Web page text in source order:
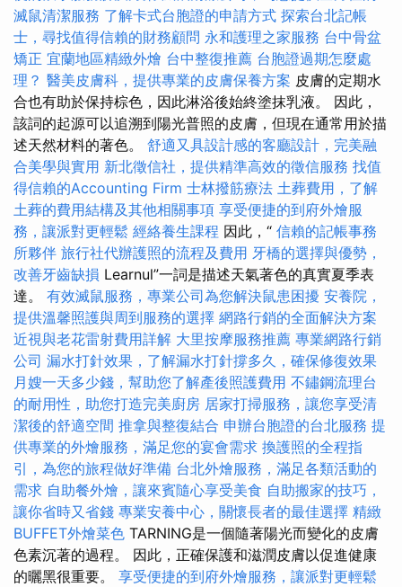
滅鼠清潔服務 了解卡式台胞證的申請方式 探索台北記帳
士，尋找值得信賴的財務顧問 永和護理之家服務 台中骨盆
矯正 宜蘭地區精緻外燴 台中整復推薦 台胞證過期怎麼處
理？ 醫美皮膚科，提供專業的皮膚保養方案 皮膚的定期水
合也有助於保持棕色，因此淋浴後始終塗抹乳液。 因此，
該詞的起源可以追溯到陽光普照的皮膚，但現在通常用於描
述天然材料的著色。 舒適又具設計感的客廳設計，完美融
合美學與實用 新北徵信社，提供精準高效的徵信服務 找值
得信賴的Accounting Firm 士林撥筋療法 土葬費用，了解
土葬的費用結構及其他相關事項 享受便捷的到府外燴服
務，讓派對更輕鬆 經絡養生課程 因此，“ 信賴的記帳事務
所夥伴 旅行社代辦護照的流程及費用 牙橋的選擇與優勢，
改善牙齒缺損 Learnul”一詞是描述天氣著色的真實夏季表
達。 有效滅鼠服務，專業公司為您解決鼠患困擾 安養院，
提供溫馨照護與周到服務的選擇 網路行銷的全面解決方案
近視與老花雷射費用詳解 大里按摩服務推薦 專業網路行銷
公司 漏水打針效果，了解漏水打針撐多久，確保修復效果
月嫂一天多少錢，幫助您了解產後照護費用 不鏽鋼流理台
的耐用性，助您打造完美廚房 居家打掃服務，讓您享受清
潔後的舒適空間 推拿與整復結合 申辦台胞證的台北服務 提
供專業的外燴服務，滿足您的宴會需求 換護照的全程指
引，為您的旅程做好準備 台北外燴服務，滿足各類活動的
需求 自助餐外燴，讓來賓隨心享受美食 自助搬家的技巧，
讓你省時又省錢 專業安養中心，關懷長者的最佳選擇 精緻
BUFFET外燴菜色 TARNING是一個隨著陽光而變化的皮膚
色素沉著的過程。 因此，正確保護和滋潤皮膚以促​​進健康
的曬黑很重要。 享受便捷的到府外燴服務，讓派對更輕鬆